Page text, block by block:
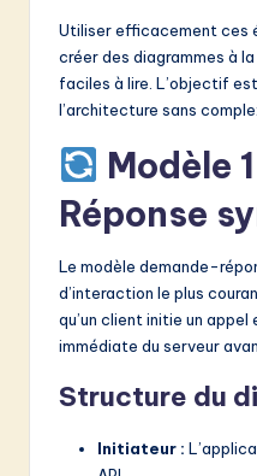
Utiliser efficacement ces
créer des diagrammes à
faciles à lire. L’objectif
l’architecture sans
Modèle
Réponse
Le modèle demande-
d’interaction le plus
qu’un client initie un
immédiate du serveur
Structure du
Initiateur :